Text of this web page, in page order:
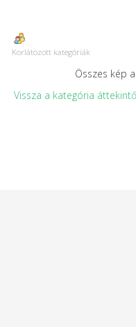
Korlátozott kategóriák
Összes kép
Vissza a kategória